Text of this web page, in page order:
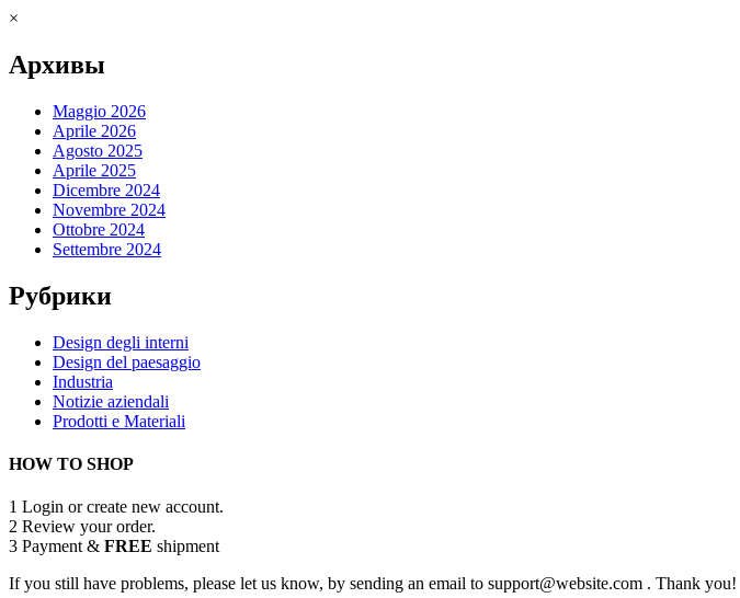
×
Архивы
Maggio 2026
Aprile 2026
Agosto 2025
Aprile 2025
Dicembre 2024
Novembre 2024
Ottobre 2024
Settembre 2024
Рубрики
Design degli interni
Design del paesaggio
Industria
Notizie aziendali
Prodotti e Materiali
HOW TO SHOP
1 Login or create new account.
2 Review your order.
3 Payment & FREE shipment
If you still have problems, please let us know, by sending an email to support@website.com . Thank you!